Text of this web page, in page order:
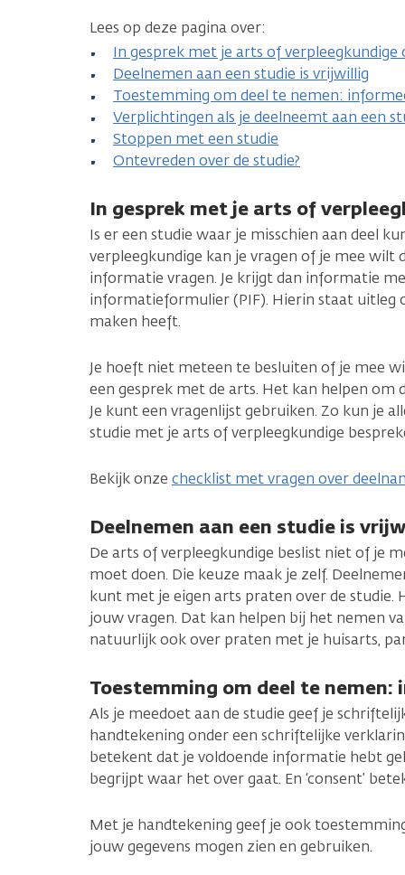
Lees op deze pagina over:
In gesprek met je arts of verpleegkundige
Deelnemen aan een studie is vrijwillig
Toestemming om deel te nemen:
Verplichtingen als je deelneemt aan een
Stoppen met een studie
Ontevreden over de studie?
In gesprek met je arts of
Is er een studie waar je misschien aan deel
verpleegkundige kan je vragen of je mee
informatie vragen. Je krijgt dan informatie
informatieformulier (PIF). Hierin staat uitleg
maken heeft.
Je hoeft niet meteen te besluiten of je mee
een gesprek met de arts. Het kan helpen om
Je kunt een vragenlijst gebruiken. Zo kun je
studie met je arts of verpleegkundige
Bekijk onze checklist met vragen over
Deelnemen aan een studie is
De arts of verpleegkundige beslist niet of je
moet doen. Die keuze maak je zelf.
kunt met je eigen arts praten over de studie.
jouw vragen. Dat kan helpen bij het nemen
natuurlijk ook over praten met je huisarts,
Toestemming om deel te nemen:
Als je meedoet aan de studie geef je
handtekening onder een schriftelijke
betekent dat je voldoende informatie hebt
begrijpt waar het over gaat. En ‘consent’
Met je handtekening geef je ook
jouw gegevens mogen zien en gebruiken.